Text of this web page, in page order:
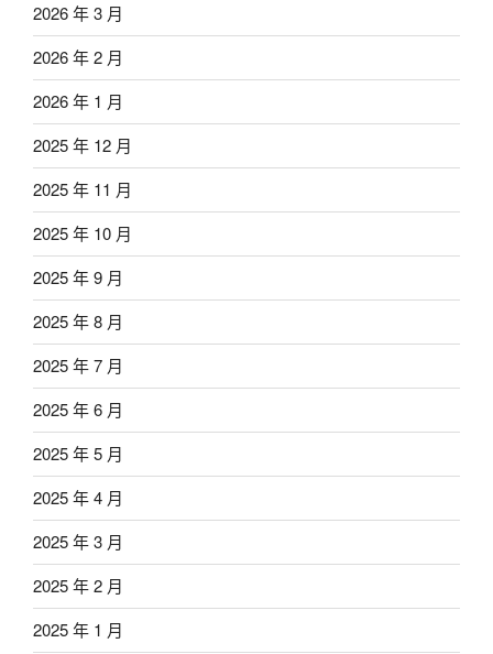
2026 年 3 月
2026 年 2 月
2026 年 1 月
2025 年 12 月
2025 年 11 月
2025 年 10 月
2025 年 9 月
2025 年 8 月
2025 年 7 月
2025 年 6 月
2025 年 5 月
2025 年 4 月
2025 年 3 月
2025 年 2 月
2025 年 1 月